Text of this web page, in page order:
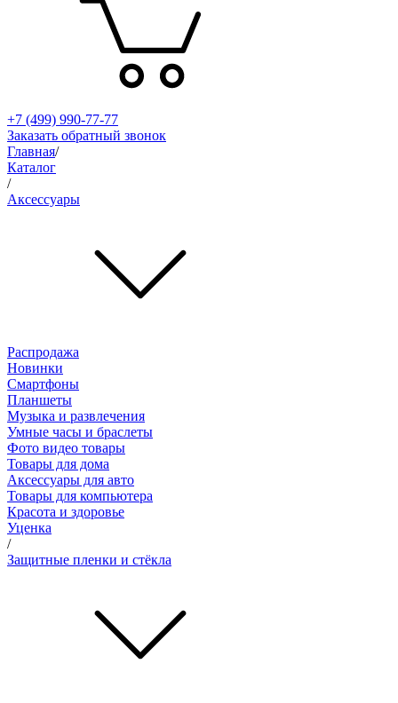
+7 (499) 990-77-77
Заказать обратный звонок
Главная/
Каталог
/
Аксессуары
Распродажа
Новинки
Смартфоны
Планшеты
Музыка и развлечения
Умные часы и браслеты
Фото видео товары
Товары для дома
Аксессуары для авто
Товары для компьютера
Красота и здоровье
Уценка
/
Защитные пленки и стёкла